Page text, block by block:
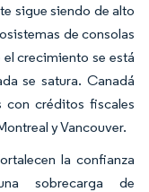
sigue siendo de alto
de consolas
crecimiento se está
se satura. Canadá
con créditos fiscales
y Vancouver.
la confianza
sobrecarga de